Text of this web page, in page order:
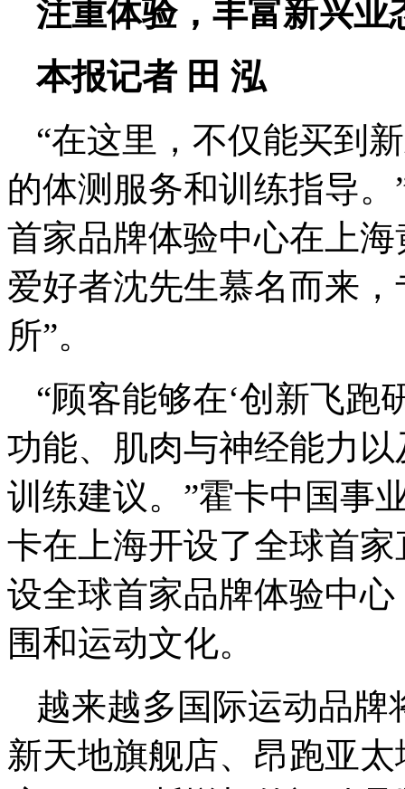
注重体验，丰富新兴业
本报记者 田 泓
“在这里，不仅能买到
的体测服务和训练指导
首家品牌体验中心在上
爱好者沈先生慕名而来
所”。
“顾客能够在‘创新飞跑
功能、肌肉与神经能力
训练建议。”霍卡中国事
卡在上海开设了全球首
设全球首家品牌体验中
围和运动文化。
越来越多国际运动品
新天地旗舰店、昂跑亚